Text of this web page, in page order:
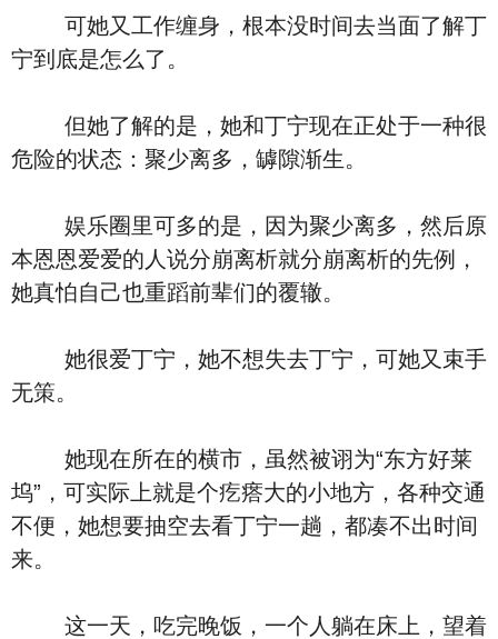
可她又工作缠身，根本没时间去当面了解丁
宁到底是怎么了。
但她了解的是，她和丁宁现在正处于一种很
危险的状态：聚少离多，罅隙渐生。
娱乐圈里可多的是，因为聚少离多，然后原
本恩恩爱爱的人说分崩离析就分崩离析的先例，
她真怕自己也重蹈前辈们的覆辙。
她很爱丁宁，她不想失去丁宁，可她又束手
无策。
她现在所在的横市，虽然被诩为“东方好莱
坞”，可实际上就是个疙瘩大的小地方，各种交通
不便，她想要抽空去看丁宁一趟，都凑不出时间
来。
这一天，吃完晚饭，一个人躺在床上，望着